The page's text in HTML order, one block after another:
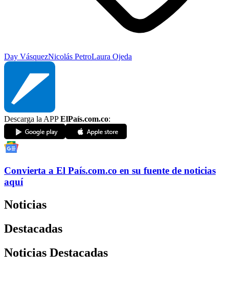
Day VásquezNicolás PetroLaura Ojeda
Descarga la APPElPaís.com.co:
Convierta a El País.com.co en su fuente de noticias
aquí
Noticias
Destacadas
Noticias Destacadas